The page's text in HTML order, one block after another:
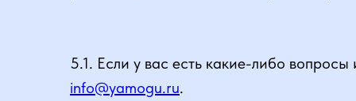
5.1. Если у вас есть какие-либо
info@yamogu.ru.